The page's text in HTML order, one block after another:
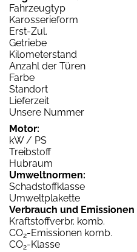
Fahrzeugtyp
Karosserieform
Erst-Zul.
Getriebe
Kilometerstand
Anzahl der Türen
Farbe
Standort
Lieferzeit
Unsere Nummer
Motor:
kW / PS
Treibstoff
Hubraum
Umweltnormen:
Schadstoffklasse
Umweltplakette
Verbrauch und Emissionen
Kraftstoffverbr. komb.
CO2-Emissionen komb.
CO2-Klasse